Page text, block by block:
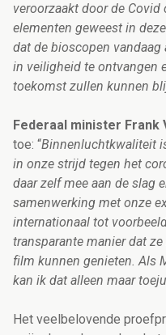
veroorzaakt door de
elementen geweest in
dat de bioscopen
in veiligheid te ontvangen
toekomst zullen kunnen
Federaal minister Frank
toe: “Binnenluchtkwaliteit
in onze strijd tegen het
daar zelf mee aan de slag
samenwerking met onze
internationaal tot
transparante manier dat
film kunnen genieten. Als
kan ik dat alleen maar
Het veelbelovende